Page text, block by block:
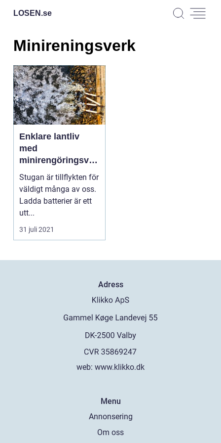
LOSEN.se
Minireningsverk
Enklare lantliv
med
minirengöringsver
k
Stugan är tillflykten för
väldigt många av oss.
Ladda batterier är ett
utt...
31 juli 2021
Adress
web: www.klikko.dk
Menu
Annonsering
Om oss